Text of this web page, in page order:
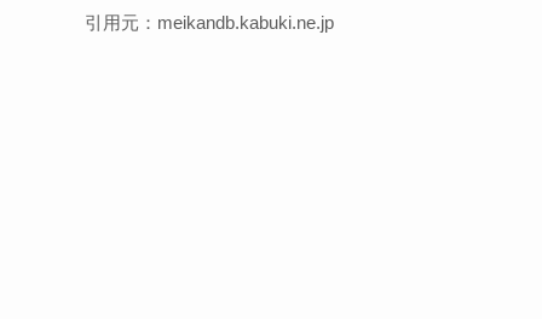
引用元：meikandb.kabuki.ne.jp